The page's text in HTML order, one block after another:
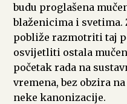
budu proglašena
blaženicima i svetima.
pobliže razmotriti taj
osvijetliti ostala
početak rada na
vremena, bez obzira
neke kanonizacije.